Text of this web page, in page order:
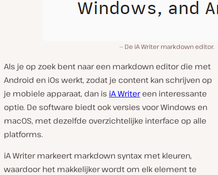
De iA Writer markdown editor.
Als je op zoek bent naar een markdown editor die met
Android en iOs werkt, zodat je content kan schrijven op
je mobiele apparaat, dan is iA Writereen interessante
optie. De software biedt ook versies voor Windows en
macOS, met dezelfde overzichtelijke interface op alle
platforms.
iA Writer markeert markdown syntax met kleuren,
waardoor het makkelijker wordt om elk element te